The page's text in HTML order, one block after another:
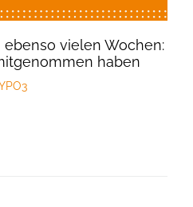
vielen Wochen:
haben